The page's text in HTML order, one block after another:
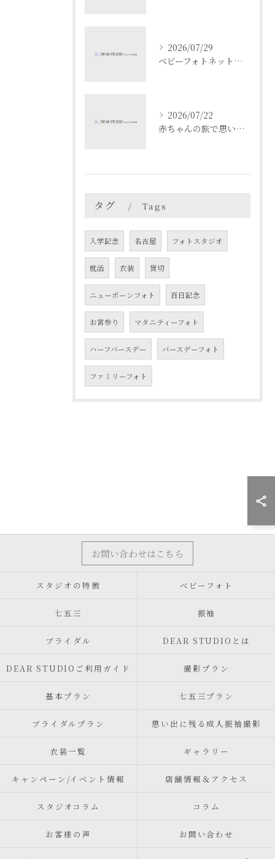
2026/07/29
ベビーフォトネットで成長記録と安全を両立する撮影と共有のコツ
2026/07/22
赤ちゃんの旅で思い出作り愛知県名古屋市春日井市でベビーフォト映えスポットを満喫するコツ
タグ Tags
入学記念 名古屋 フォトスタジオ
就活 衣装 貸切
ニューボーンフォト 百日記念
お宮参り マタニティーフォト
ハーフバースデー バースデーフォト
ファミリーフォト
お問い合わせはこちら
スタジオの特徴 ベビーフォト
七五三 振袖
ブライダル DEAR STUDIOとは
DEAR STUDIOご利用ガイド 撮影プラン
基本プラン 七五三プラン
ブライダルプラン 思い出に残る成人振袖撮影
衣装一覧 ギャラリー
キャンペーン/イベント情報 店舗情報＆アクセス
スタジオコラム コラム
お客様の声 お問い合わせ